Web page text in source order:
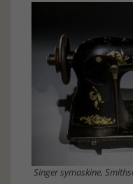
Singer symaskine,